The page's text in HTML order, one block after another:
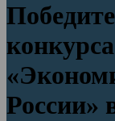
России»